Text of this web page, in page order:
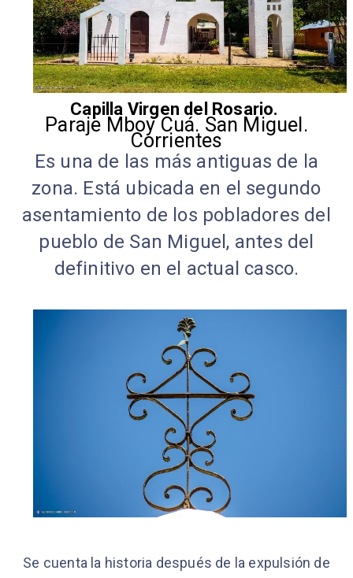
Capilla Virgen del Rosario.
Paraje Mboy Cuá. San Miguel.
Corrientes
Es una de las más antiguas de la
zona. Está ubicada en el segundo
asentamiento de los pobladores del
pueblo de San Miguel, antes del
definitivo en el actual casco.
Se cuenta la historia después de la expulsión de